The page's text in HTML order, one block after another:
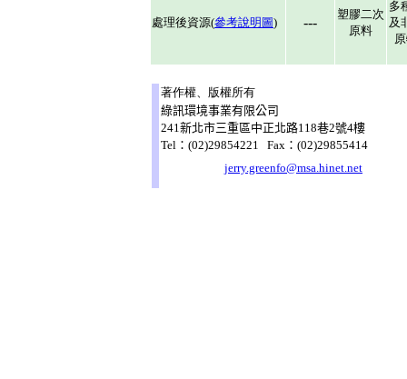
處理後資源(參考說明圖) ---
塑膠二次
原料
多
及
著作權、版權所有
綠訊環境事業有限公司
241新北市三重區中正北路118巷2號4樓
Tel：(02)29854221 Fax：(02)29855414
jerry.greenfo@msa.hinet.net